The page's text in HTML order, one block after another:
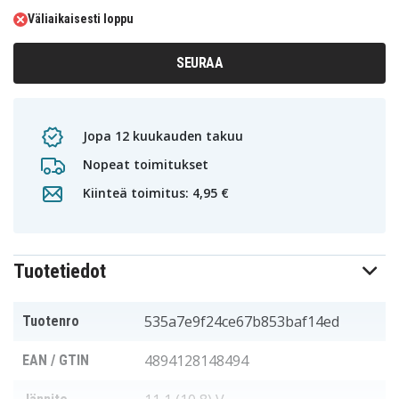
Väliaikaisesti loppu
SEURAA
Jopa 12 kuukauden takuu
Nopeat toimitukset
Kiinteä toimitus: 4,95 €
Tuotetiedot
Tuotenro 535a7e9f24ce67b853baf14ed
EAN / GTIN 4894128148494